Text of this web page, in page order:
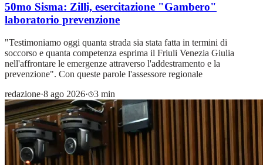
50mo Sisma: Zilli, esercitazione "Gambero"
laboratorio prevenzione
"Testimoniamo oggi quanta strada sia stata fatta in termini di
soccorso e quanta competenza esprima il Friuli Venezia Giulia
nell'affrontare le emergenze attraverso l'addestramento e la
prevenzione". Con queste parole l'assessore regionale
redazione·8 ago 2026· 3 min